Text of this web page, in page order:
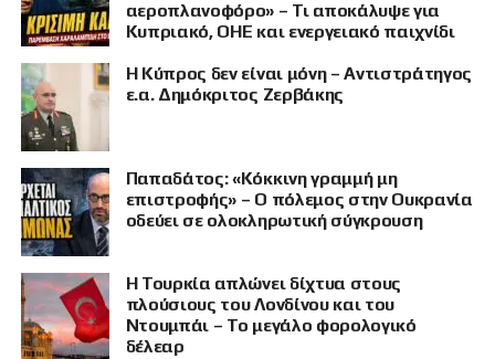
αεροπλανοφόρο» – Τι αποκάλυψε για
Κυπριακό, ΟΗΕ και ενεργειακό παιχνίδι
Η Κύπρος δεν είναι μόνη – Αντιστράτηγος
ε.α. Δημόκριτος Ζερβάκης
Παπαδάτος: «Κόκκινη γραμμή μη
επιστροφής» – Ο πόλεμος στην Ουκρανία
οδεύει σε ολοκληρωτική σύγκρουση
Η Τουρκία απλώνει δίχτυα στους
πλούσιους του Λονδίνου και του
Ντουμπάι – Το μεγάλο φορολογικό
δέλεαρ